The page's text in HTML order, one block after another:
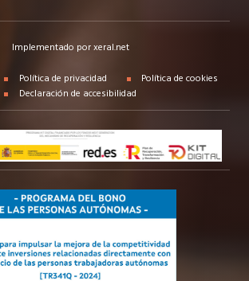
Implementado por xeral.net
Política de privacidad
Política de cookies
Declaración de accesibilidad